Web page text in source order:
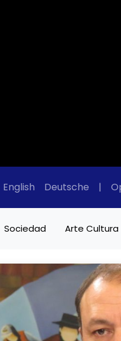
English Deutsche |
Sociedad Arte Cultura